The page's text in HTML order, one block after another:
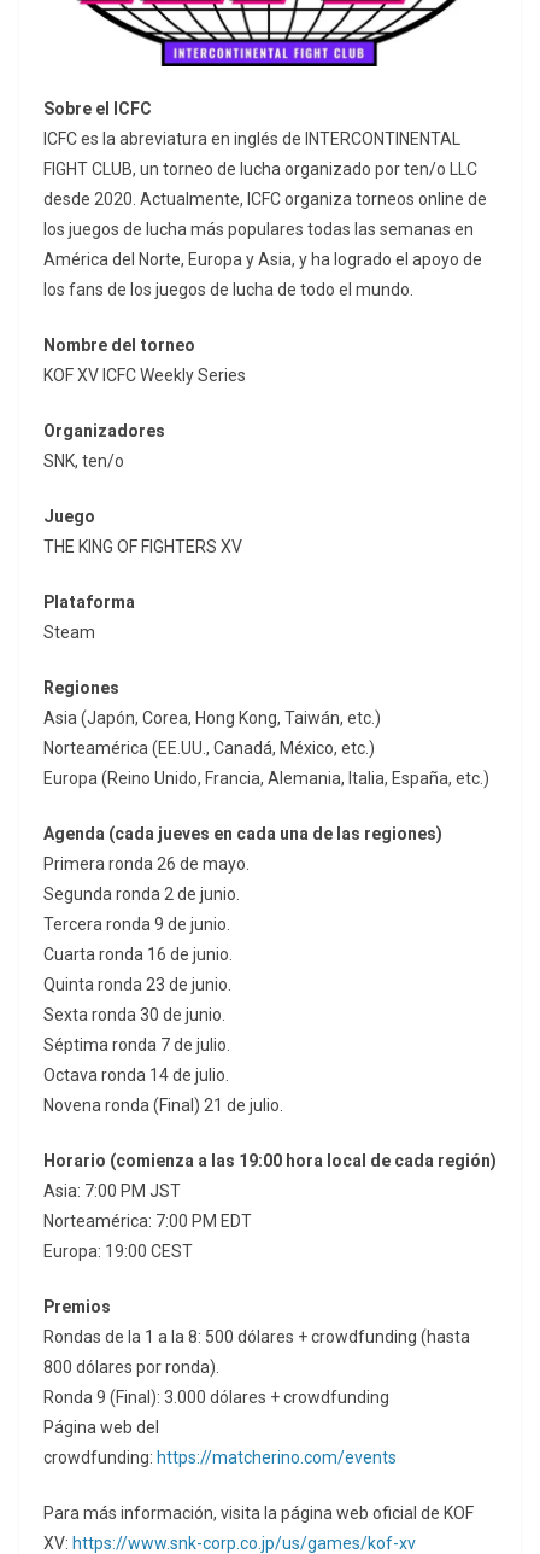
Sobre el ICFC
ICFC es la abreviatura en inglés de INTERCONTINENTAL
FIGHT CLUB, un torneo de lucha organizado por ten/o LLC
desde 2020. Actualmente, ICFC organiza torneos online de
los juegos de lucha más populares todas las semanas en
América del Norte, Europa y Asia, y ha logrado el apoyo de
los fans de los juegos de lucha de todo el mundo.
Nombre del torneo
KOF XV ICFC Weekly Series
Organizadores
SNK, ten/o
Juego
THE KING OF FIGHTERS XV
Plataforma
Steam
Regiones
Asia (Japón, Corea, Hong Kong, Taiwán, etc.)
Norteamérica (EE.UU., Canadá, México, etc.)
Europa (Reino Unido, Francia, Alemania, Italia, España, etc.)
Agenda (cada jueves en cada una de las regiones)
Primera ronda 26 de mayo.
Segunda ronda 2 de junio.
Tercera ronda 9 de junio.
Cuarta ronda 16 de junio.
Quinta ronda 23 de junio.
Sexta ronda 30 de junio.
Séptima ronda 7 de julio.
Octava ronda 14 de julio.
Novena ronda (Final) 21 de julio.
Horario (comienza a las 19:00 hora local de cada región)
Asia: 7:00 PM JST
Norteamérica: 7:00 PM EDT
Europa: 19:00 CEST
Premios
Rondas de la 1 a la 8: 500 dólares + crowdfunding (hasta
800 dólares por ronda).
Ronda 9 (Final): 3.000 dólares + crowdfunding
Página web del
crowdfunding: https://matcherino.com/events
Para más información, visita la página web oficial de KOF
XV: https://www.snk-corp.co.jp/us/games/kof-xv